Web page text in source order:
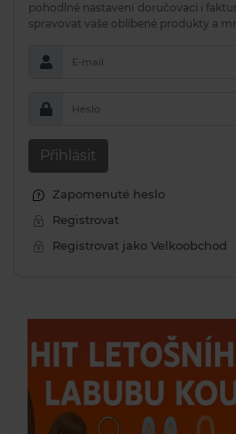
pohodlné nastavení doručovací i
spravovat vaše oblíbené produkty a
E-mail
Heslo
Přihlásit
Zapomenuté heslo
Registrovat
Registrovat jako Velkoobchod